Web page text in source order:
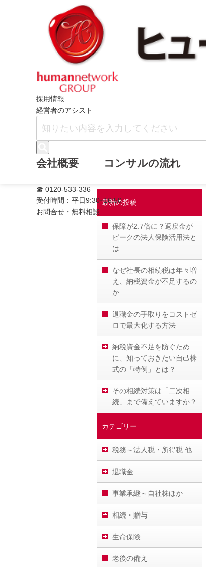
採用情報
経営者のアシスト
会社概要 コンサルの流れ
☎ 0120-533-336
受付時間：平日9:30~16:50
お問合せ・無料相談
最新の投稿
保障が2.7倍に？返戻金が
ピークの法人保険活用法と
は
なぜ社長の相続税は年々増
え、納税資金が不足するの
か
退職金の手取りをコストゼ
ロで最大化する方法
納税資金不足を防ぐため
に、知っておきたい自己株
式の「特例」とは？
その相続対策は「二次相
続」まで備えていますか？
カテゴリー
税務～法人税・所得税 他
退職金
事業承継～自社株ほか
相続・贈与
生命保険
老後の備え